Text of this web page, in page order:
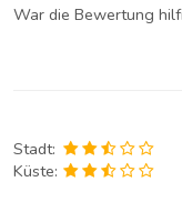
War die Bewertung
Stadt:
Küste: